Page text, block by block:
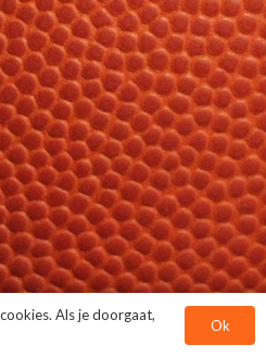
Als je doorgaat,
Ok